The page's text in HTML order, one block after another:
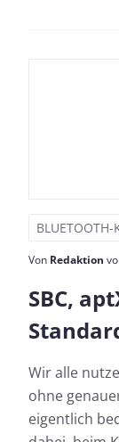
BLUETOOTH-
Von Redaktion
SBC,
Wir alle
ohne
eigentlich